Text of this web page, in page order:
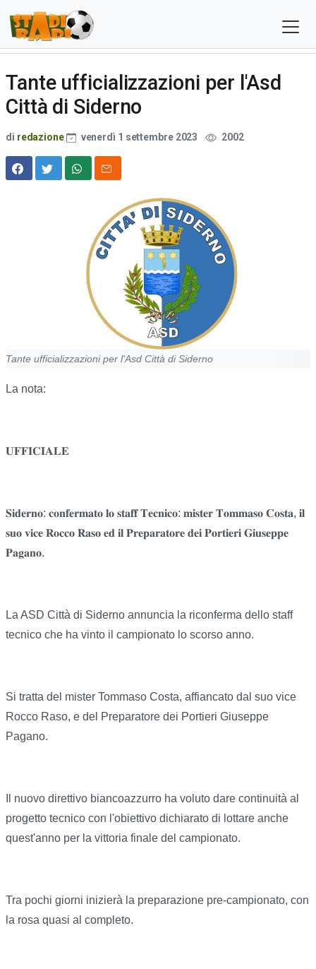
Tante ufficializzazioni per l'Asd
Città di Siderno
di redazione venerdì 1 settembre 2023 2002
Tante ufficializzazioni per l'Asd Città di Siderno
La nota:
𝐔𝐅𝐅𝐈𝐂𝐈𝐀𝐋𝐄
𝐒𝐢𝐝𝐞𝐫𝐧𝐨: 𝐜𝐨𝐧𝐟𝐞𝐫𝐦𝐚𝐭𝐨 𝐥𝐨 𝐬𝐭𝐚𝐟𝐟 𝐓𝐞𝐜𝐧𝐢𝐜𝐨: 𝐦𝐢𝐬𝐭𝐞𝐫 𝐓𝐨𝐦𝐦𝐚𝐬𝐨 𝐂𝐨𝐬𝐭𝐚, 𝐢𝐥
𝐬𝐮𝐨 𝐯𝐢𝐜𝐞 𝐑𝐨𝐜𝐜𝐨 𝐑𝐚𝐬𝐨 𝐞𝐝 𝐢𝐥 𝐏𝐫𝐞𝐩𝐚𝐫𝐚𝐭𝐨𝐫𝐞 𝐝𝐞𝐢 𝐏𝐨𝐫𝐭𝐢𝐞𝐫𝐢 𝐆𝐢𝐮𝐬𝐞𝐩𝐩𝐞
𝐏𝐚𝐠𝐚𝐧𝐨.
La ASD Città di Siderno annuncia la riconferma dello staff
tecnico che ha vinto il campionato lo scorso anno.
Si tratta del mister Tommaso Costa, affiancato dal suo vice
Rocco Raso, e del Preparatore dei Portieri Giuseppe
Pagano.
Il nuovo direttivo biancoazzurro ha voluto dare continuità al
progetto tecnico con l'obiettivo dichiarato di lottare anche
quest'anno per la vittoria finale del campionato.
Tra pochi giorni inizierà la preparazione pre-campionato, con
la rosa quasi al completo.